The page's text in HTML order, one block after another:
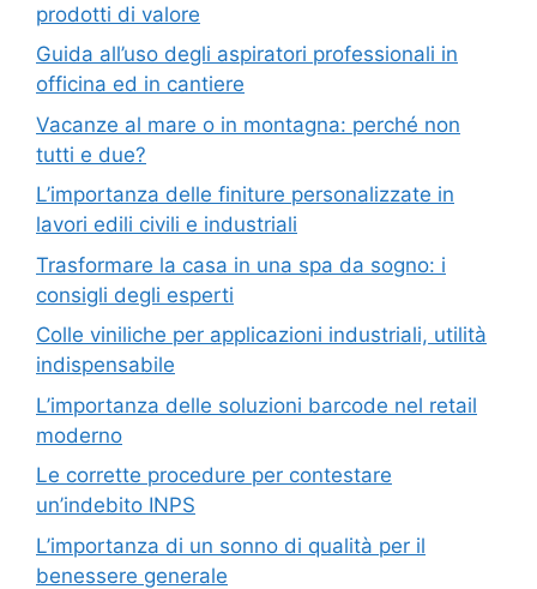
prodotti di valore
Guida all’uso degli aspiratori professionali in
officina ed in cantiere
Vacanze al mare o in montagna: perché non
tutti e due?
L’importanza delle finiture personalizzate in
lavori edili civili e industriali
Trasformare la casa in una spa da sogno: i
consigli degli esperti
Colle viniliche per applicazioni industriali, utilità
indispensabile
L’importanza delle soluzioni barcode nel retail
moderno
Le corrette procedure per contestare
un’indebito INPS
L’importanza di un sonno di qualità per il
benessere generale